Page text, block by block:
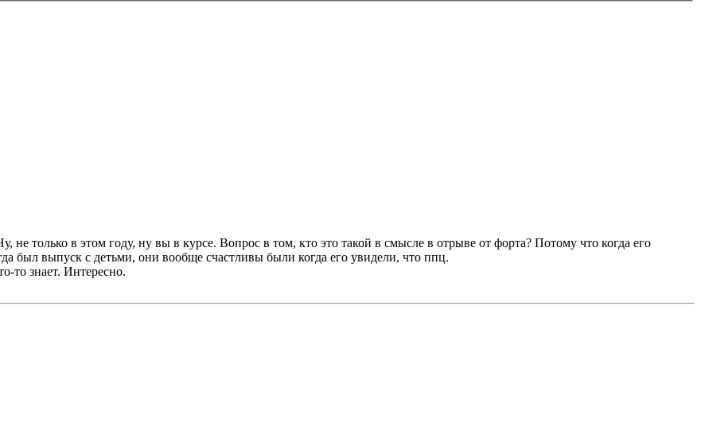
не только в этом году, ну вы в курсе. Вопрос в том, кто это такой в смысле в отрыве от форта? Потому что когда его
был выпуск с детьми, они вообще счастливы были когда его увидели, что ппц.
то знает. Интересно.